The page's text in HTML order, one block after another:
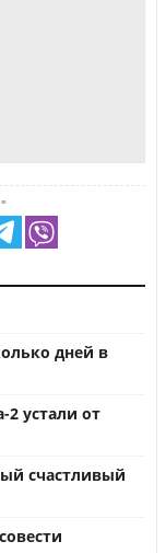
дней в
устали от
счастливый